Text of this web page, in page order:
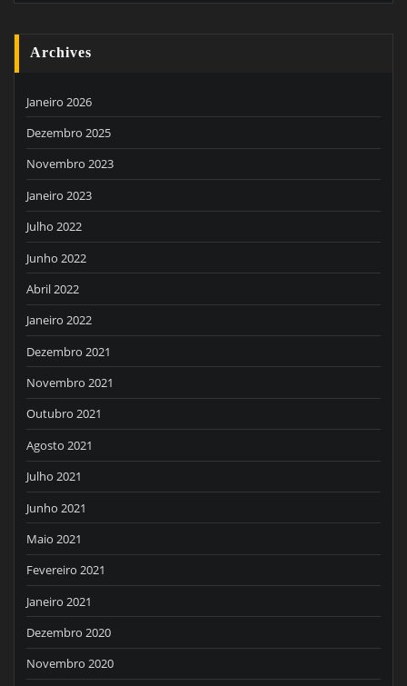
Archives
Janeiro 2026
Dezembro 2025
Novembro 2023
Janeiro 2023
Julho 2022
Junho 2022
Abril 2022
Janeiro 2022
Dezembro 2021
Novembro 2021
Outubro 2021
Agosto 2021
Julho 2021
Junho 2021
Maio 2021
Fevereiro 2021
Janeiro 2021
Dezembro 2020
Novembro 2020